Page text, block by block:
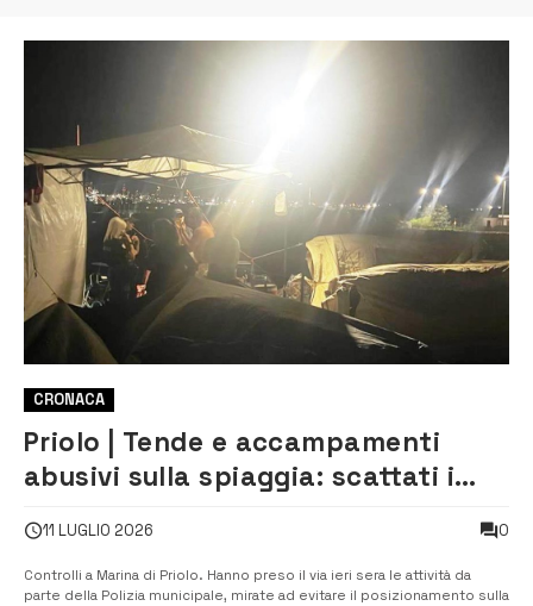
CRONACA
Priolo | Tende e accampamenti
abusivi sulla spiaggia: scattati i
11 LUGLIO 2026 0
Controlli a Marina di Priolo. Hanno preso il via ieri sera le attività da
parte della Polizia municipale, mirate ad evitare il posizionamento sulla